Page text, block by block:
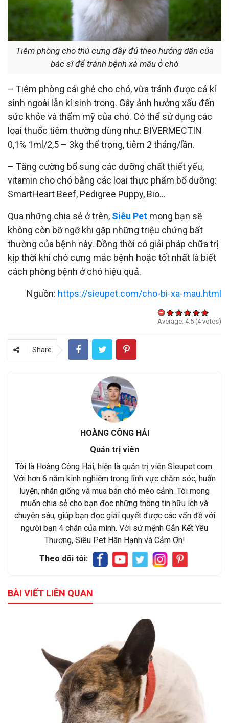
Tiêm phòng cho thú cưng đầy đủ theo hướng dẫn của
bác sĩ để tránh bệnh xà mâu ở chó
– Tiêm phòng cái ghẻ cho chó, vừa tránh được cả kí
sinh ngoài lẫn kí sinh trong. Gây ảnh hưởng xấu đến
sức khỏe và thẩm mỹ của chó. Có thể sử dụng các
loại thuốc tiêm thường dùng như: BIVERMECTIN
0,1% 1ml/2,5 – 3kg thể trọng, tiêm 2 tháng/lần.
– Tăng cường bổ sung các dưỡng chất thiết yếu,
vitamin cho chó bằng các loại thực phẩm bổ dưỡng:
SmartHeart Beef, Pedigree Puppy, Bio…
Qua những chia sẻ ở trên, Siêu Pet mong bạn sẽ
không còn bỡ ngỡ khi gặp những triệu chứng bất
thường của bệnh này. Đồng thời có giải pháp chữa trị
kịp thời khi chó cưng mắc bệnh hoặc tốt nhất là biết
cách phòng bệnh ở chó hiệu quả.
Nguồn: https://sieupet.com/cho-bi-xa-mau.html
Average: 4.5 (4votes)
Share
HOÀNG CÔNG HẢI
Quản trị viên
Tôi là Hoàng Công Hải, hiện là quản trị viên Sieupet.com.
Với hơn 6 năm kinh nghiệm trong lĩnh vực chăm sóc, huấn
luyện, nhân giống và mua bán chó mèo cảnh. Tôi mong
muốn chia sẻ cho bạn đọc những thông tin hữu ích và
chuyên sâu, giúp bạn đọc giải quyết được các vấn đề với
người bạn 4 chân của mình. Với sứ mệnh Gắn Kết Yêu
Thương, Siêu Pet Hân Hạnh và Cảm Ơn!
Theo dõi tôi:
BÀI VIẾT LIÊN QUAN